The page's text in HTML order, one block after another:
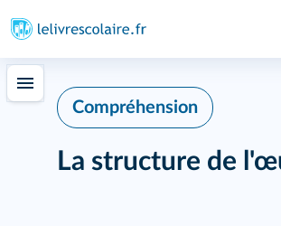
Compréhension
La structure de